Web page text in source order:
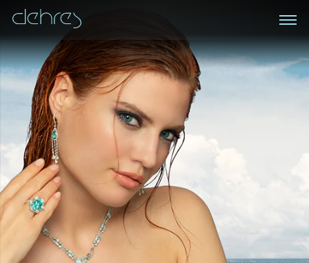
登記成為電訊會員
接收戴樂斯最新的產品資訊，活動訊息和行業情報。
姓 名
電郵地址
私人預約
我們在香港中環置地廣場的私人展示廳將為您提供更私
密舒適的選購環境
稱謂 姓*
地區